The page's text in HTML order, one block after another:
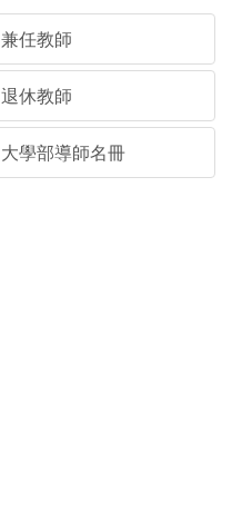
兼任教師
退休教師
大學部導師名冊